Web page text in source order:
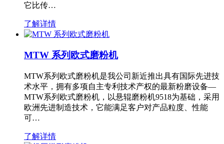
它比传…
了解详情
MTW 系列欧式磨粉机
MTW系列欧式磨粉机是我公司新近推出具有国际先进技
术水平，拥有多项自主专利技术产权的最新粉磨设备—
MTW系列欧式磨粉机，以悬辊磨粉机9518为基础，采用
欧洲先进制造技术，它能满足客户对产品粒度、性能
可…
了解详情